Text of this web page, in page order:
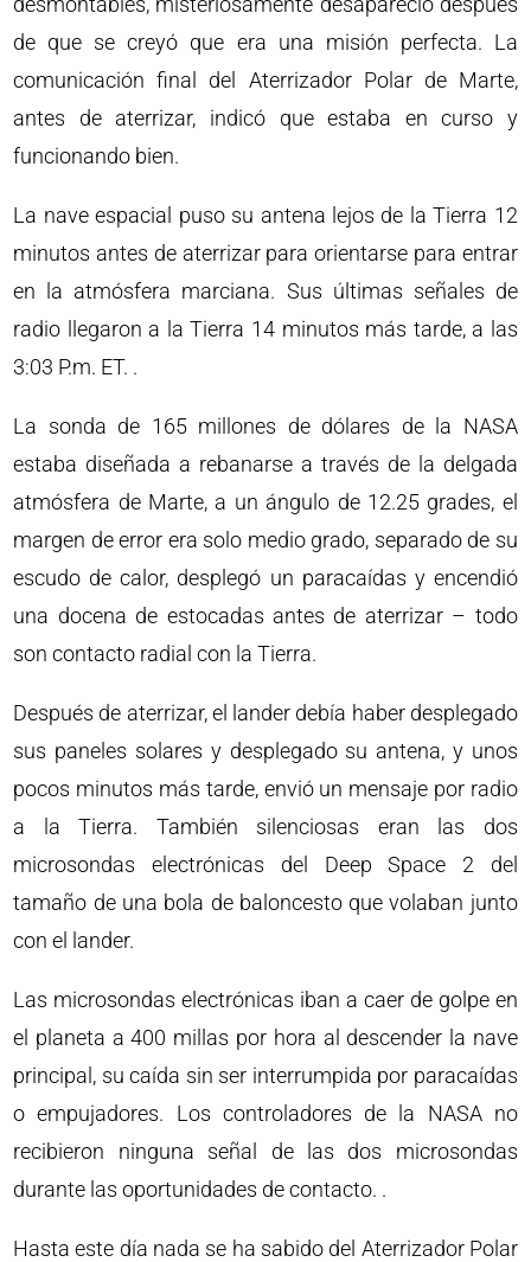
de que se creyó que era una misión perfecta. La
comunicación final del Aterrizador Polar de Marte,
antes de aterrizar, indicó que estaba en curso y
funcionando bien.
La nave espacial puso su antena lejos de la Tierra 12
minutos antes de aterrizar para orientarse para entrar
en la atmósfera marciana. Sus últimas señales de
radio llegaron a la Tierra 14 minutos más tarde, a las
3:03 P.m. ET. .
La sonda de 165 millones de dólares de la NASA
estaba diseñada a rebanarse a través de la delgada
atmósfera de Marte, a un ángulo de 12.25 grades, el
margen de error era solo medio grado, separado de su
escudo de calor, desplegó un paracaídas y encendió
una docena de estocadas antes de aterrizar – todo
son contacto radial con la Tierra.
Después de aterrizar, el lander debía haber desplegado
sus paneles solares y desplegado su antena, y unos
pocos minutos más tarde, envió un mensaje por radio
a la Tierra. También silenciosas eran las dos
microsondas electrónicas del Deep Space 2 del
tamaño de una bola de baloncesto que volaban junto
con el lander.
Las microsondas electrónicas iban a caer de golpe en
el planeta a 400 millas por hora al descender la nave
principal, su caída sin ser interrumpida por paracaídas
o empujadores. Los controladores de la NASA no
recibieron ninguna señal de las dos microsondas
durante las oportunidades de contacto. .
Hasta este día nada se ha sabido del Aterrizador Polar